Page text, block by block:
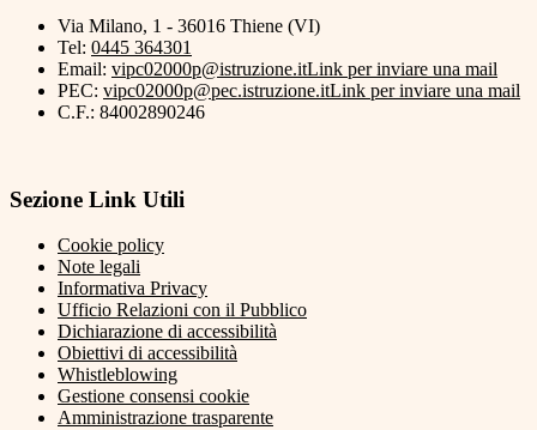
Via Milano, 1 - 36016 Thiene (VI)
Tel: 0445 364301
Email: vipc02000p@istruzione.itLink per inviare una mail
PEC: vipc02000p@pec.istruzione.itLink per inviare una mail
C.F.: 84002890246
Sezione Link Utili
Cookie policy
Note legali
Informativa Privacy
Ufficio Relazioni con il Pubblico
Dichiarazione di accessibilità
Obiettivi di accessibilità
Whistleblowing
Gestione consensi cookie
Amministrazione trasparente